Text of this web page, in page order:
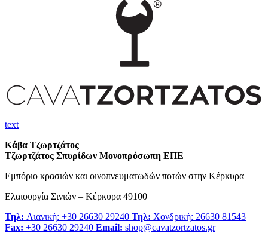
text
Κάβα Τζωρτζάτος
Τζωρτζάτος Σπυρίδων Μονοπρόσωπη ΕΠΕ
Εμπόριο κρασιών και οινοπνευματωδών ποτών στην Κέρκυρα
Ελαιουργία Σινιών – Κέρκυρα 49100
Τηλ: Λιανική: +30 26630 29240 Τηλ: Χονδρική: 26630 81543
Fax: +30 26630 29240 Email: shop@cavatzortzatos.gr